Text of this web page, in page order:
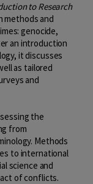
to Research
methods and
genocide,
an introduction
it discusses
as tailored
and
the
from
Methods
to international
science and
of conflicts.